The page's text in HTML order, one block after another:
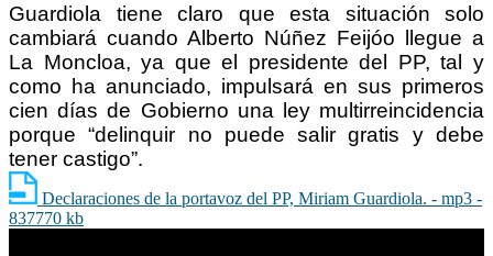
Guardiola tiene claro que esta situación solo
cambiará cuando Alberto Núñez Feijóo llegue a
La Moncloa, ya que el presidente del PP, tal y
como ha anunciado, impulsará en sus primeros
cien días de Gobierno una ley multirreincidencia
porque “delinquir no puede salir gratis y debe
tener castigo”.
Declaraciones de la portavoz del PP, Miriam Guardiola. - mp3 -
837770 kb